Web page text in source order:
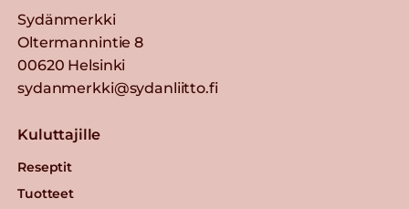
Sydänmerkki
Oltermannintie 8
00620 Helsinki
sydanmerkki@sydanliitto.fi
Kuluttajille
Reseptit
Tuotteet